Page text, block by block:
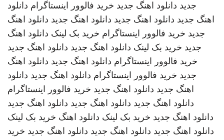
جدید دانلود اهنگ جدید خرید فالوور اینستاگرام دانلود
اهنگ جدید دانلود اهنگ جدید دانلود اهنگ جدید دانلود اهنگ
جدید خرید فالوور اینستاگرام خرید بک لینک دانلود اهنگ
جدید خرید بک لینک دانلود اهنگ جدید دانلود اهنگ جدید
خرید فالوور اینستاگرام دانلود اهنگ جدید دانلود اهنگ
جدید خرید فالوور اینستاگرام دانلود اهنگ جدید دانلود
اهنگ جدید دانلود اهنگ جدید خرید فالوور اینستاگرام
دانلود اهنگ جدید دانلود اهنگ جدید دانلود اهنگ جدید
دانلود اهنگ جدید خرید بک لینک دانلود اهنگ خرید بک لینک
دانلود اهنگ جدید دانلود اهنگ جدید دانلود اهنگ جدید خرید